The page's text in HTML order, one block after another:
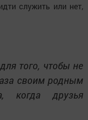
служить или нет,
того, чтобы не
своим родным
когда друзья